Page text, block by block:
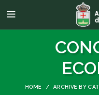
HOME ARCHIVE BY